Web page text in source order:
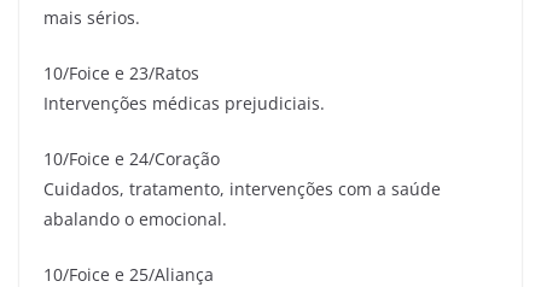
mais sérios.
10/Foice e 23/Ratos
Intervenções médicas prejudiciais.
10/Foice e 24/Coração
Cuidados, tratamento, intervenções com a saúde
abalando o emocional.
10/Foice e 25/Aliança